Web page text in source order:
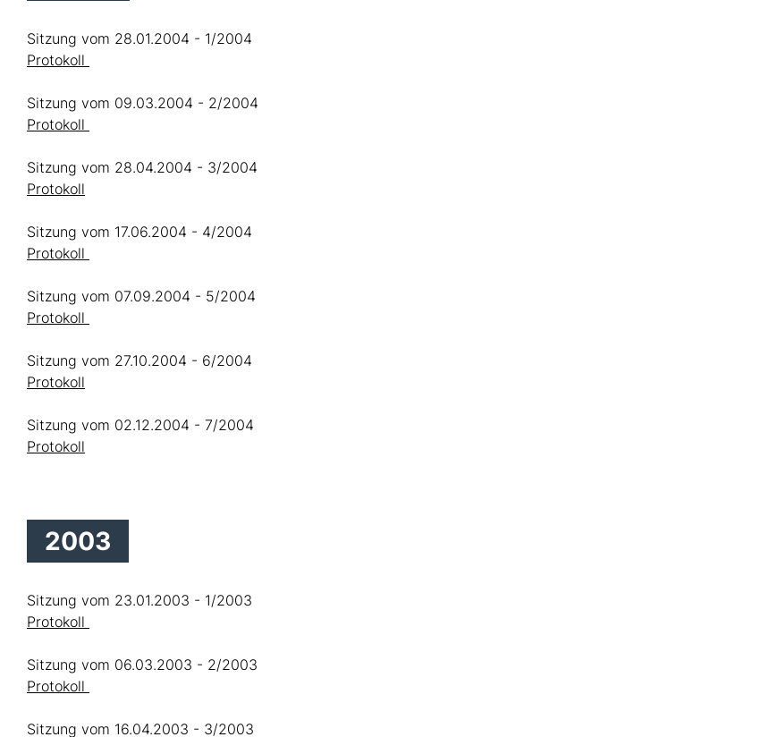
Sitzung vom 28.01.2004 - 1/2004
Protokoll
Sitzung vom 09.03.2004 - 2/2004
Protokoll
Sitzung vom 28.04.2004 - 3/2004
Protokoll
Sitzung vom 17.06.2004 - 4/2004
Protokoll
Sitzung vom 07.09.2004 - 5/2004
Protokoll
Sitzung vom 27.10.2004 - 6/2004
Protokoll
Sitzung vom 02.12.2004 - 7/2004
Protokoll
2003
Sitzung vom 23.01.2003 - 1/2003
Protokoll
Sitzung vom 06.03.2003 - 2/2003
Protokoll
Sitzung vom 16.04.2003 - 3/2003